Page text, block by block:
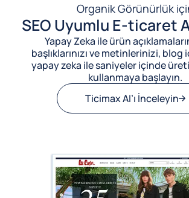
Organik Görünürlük
SEO Uyumlu E-ticaret
Yapay Zeka ile ürün
başlıklarınızı ve metinlerinizi,
yapay zeka ile saniyeler içinde
kullanmaya başlayın.
Ticimax AI’ı İnceleyin